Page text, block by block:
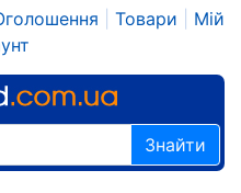
Товари
Мій
Знайти